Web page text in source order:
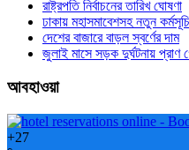
রাষ্ট্রপতি নির্বাচনের তারিখ ঘোষণা
ঢাকায় মহাসমাবেশসহ নতুন
দেশের বাজারে বাড়ল স্বর্ণের দাম
জুলাই মাসে সড়ক দুর্ঘটনায়
আবহাওয়া
+27